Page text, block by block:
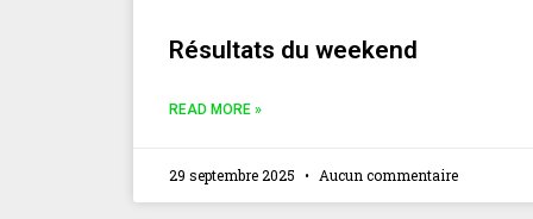
Résultats du weekend
READ MORE »
29 septembre 2025 Aucun commentaire